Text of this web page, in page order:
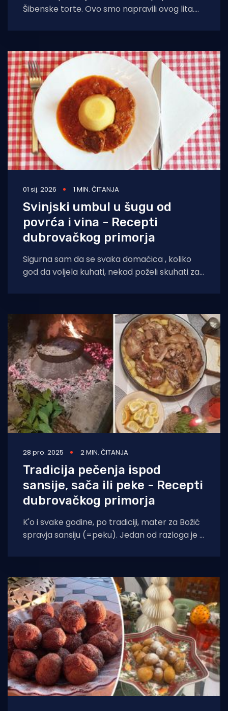
Šibenske torte. Ovo smo napravili ovog lita.
01 sij. 2026 1 MIN. ČITANJA
Svinjski umbul u šugu od
povrća i vina - Recepti
dubrovačkog primorja
Sigurna sam da se svaka domaćica , koliko
god da voljela kuhati, nekad poželi skuhati za
28 pro. 2025 2 MIN. ČITANJA
Tradicija pečenja ispod
sansije, sača ili peke - Recepti
dubrovačkog primorja
K'o i svake godine, po tradiciji, mater za Božić
spravja sansiju (=peku). Jedan od razloga je i